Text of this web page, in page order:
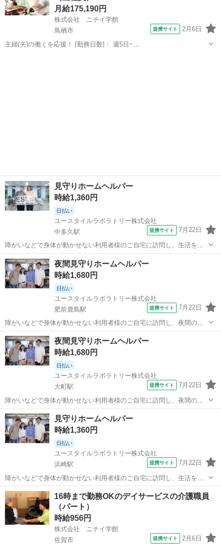
月給175,190円
株式会社 ニチイ学館
鳥栖市
提携サイト 2月6日
主婦(夫)の働くを応援！ [勤務日数]： 週5日~
見守りホームヘルパー
時給1,360円
日払い
ユースタイルラボラトリー株式会社
中多久駅
提携サイト 7月22日
障がいなどで身体が動かせない利用者様のご自宅に訪問し、生活を支
える重度訪問介護のお仕事です。 ※1対1で誠実に向き合える方を募集
【仕事内容】 見守りや日常生活のお手伝いが中心ですが、利用者様の
生活を支える大切なポジション...
佐賀 多久市 中多久駅
夜間見守りホームヘルパー
時給1,680円
日払い
ユースタイルラボラトリー株式会社
肥前鹿島駅
提携サイト 7月22日
障がいなどで身体が動かせない利用者様のご自宅に訪問し、夜間のケ
アを行う重度訪問介護のお仕事です。 ※1対1で誠実に向き合える方を
募集 【仕事内容】 寝返りをうたせて上げたり、たんの吸引などを行
う、利用者様の就寝中のケアを行...
佐賀 肥前鹿島駅 介護
夜間見守りホームヘルパー
時給1,680円
日払い
ユースタイルラボラトリー株式会社
大町駅
提携サイト 7月22日
障がいなどで身体が動かせない利用者様のご自宅に訪問し、夜間のケ
アを行う重度訪問介護のお仕事です。 ※1対1で誠実に向き合える方を
募集 【仕事内容】 寝返りをうたせて上げたり、たんの吸引などを行
う、利用者様の就寝中のケアを行...
佐賀 杵島郡 大町駅
見守りホームヘルパー
時給1,360円
日払い
ユースタイルラボラトリー株式会社
浜崎駅
提携サイト 7月22日
障がいなどで身体が動かせない利用者様のご自宅に訪問し、生活を支
える重度訪問介護のお仕事です。 ※1対1で誠実に向き合える方を募集
【仕事内容】 見守りや日常生活のお手伝いが中心ですが、利用者様の
生活を支える大切なポジション...
佐賀 唐津市 浜崎駅 介護
16時まで勤務OKのデイサービスの介護職員
（パート）
時給956円
株式会社 ニチイ学館
佐賀市
提携サイト 2月6日